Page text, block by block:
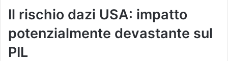
Il rischio dazi USA: impatto
potenzialmente devastante sul
PIL